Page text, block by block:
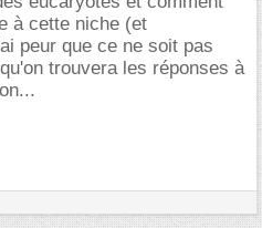
à cette niche (et
peur que ce ne soit pas
trouvera les réponses à